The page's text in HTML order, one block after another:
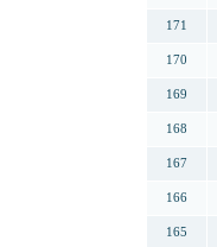
171
170
169
168
167
166
165